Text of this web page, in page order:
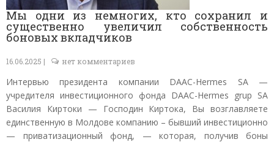
Мы одни из немногих, кто сохранил и
существенно увеличил собственность
боновых вкладчиков
16.06.2025 | нет комментариев
Интервью президента компании DAAC-Hermes SA —
учредителя инвестиционного фонда DAAC-Hermes grup SA
Василия Киртоки — Господин Киртока, Вы возглавляете
единственную в Молдове компанию – бывший инвестиционно
— приватизационный фонд, — которая, получив боны